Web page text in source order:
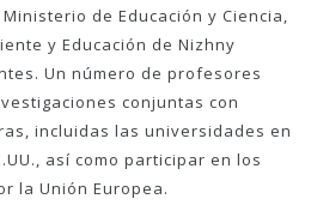
de Educación y Ciencia,
y Educación de Nizhny
Un número de profesores
conjuntas con
incluidas las universidades en
así como participar en los
la Unión Europea.